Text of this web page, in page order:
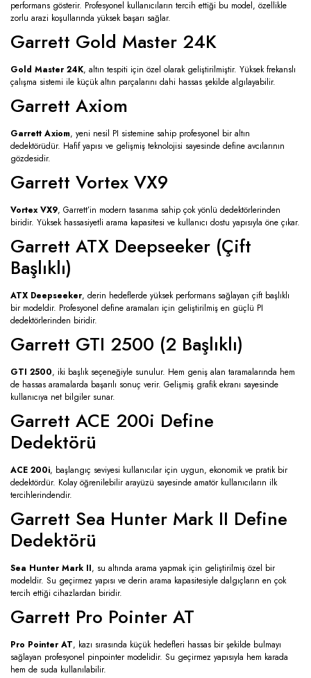
performans gösterir. Profesyonel kullanıcıların tercih ettiği bu model, özellikle
zorlu arazi koşullarında yüksek başarı sağlar.
Garrett Gold Master 24K
Gold Master 24K, altın tespiti için özel olarak geliştirilmiştir. Yüksek frekanslı
çalışma sistemi ile küçük altın parçalarını dahi hassas şekilde algılayabilir.
Garrett Axiom
Garrett Axiom, yeni nesil PI sistemine sahip profesyonel bir altın
dedektörüdür. Hafif yapısı ve gelişmiş teknolojisi sayesinde define avcılarının
gözdesidir.
Garrett Vortex VX9
Vortex VX9, Garrett’in modern tasarıma sahip çok yönlü dedektörlerinden
biridir. Yüksek hassasiyetli arama kapasitesi ve kullanıcı dostu yapısıyla öne çıkar.
Garrett ATX Deepseeker (Çift
Başlıklı)
ATX Deepseeker, derin hedeflerde yüksek performans sağlayan çift başlıklı
bir modeldir. Profesyonel define aramaları için geliştirilmiş en güçlü PI
dedektörlerinden biridir.
Garrett GTI 2500 (2 Başlıklı)
GTI 2500, iki başlık seçeneğiyle sunulur. Hem geniş alan taramalarında hem
de hassas aramalarda başarılı sonuç verir. Gelişmiş grafik ekranı sayesinde
kullanıcıya net bilgiler sunar.
Garrett ACE 200i Define
Dedektörü
ACE 200i, başlangıç seviyesi kullanıcılar için uygun, ekonomik ve pratik bir
dedektördür. Kolay öğrenilebilir arayüzü sayesinde amatör kullanıcıların ilk
tercihlerindendir.
Garrett Sea Hunter Mark II Define
Dedektörü
Sea Hunter Mark II, su altında arama yapmak için geliştirilmiş özel bir
modeldir. Su geçirmez yapısı ve derin arama kapasitesiyle dalgıçların en çok
tercih ettiği cihazlardan biridir.
Garrett Pro Pointer AT
Pro Pointer AT, kazı sırasında küçük hedefleri hassas bir şekilde bulmayı
sağlayan profesyonel pinpointer modelidir. Su geçirmez yapısıyla hem karada
hem de suda kullanılabilir.